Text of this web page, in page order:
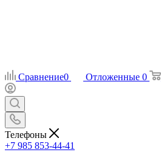
Сравнение0 Отложенные 0
Телефоны
+7 985 853-44-41